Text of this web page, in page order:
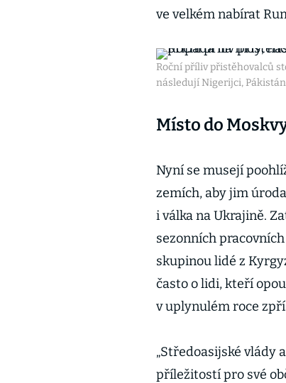
ve velkém nabírat
Roční příliv přistěhovalců
následují Nigerijci,
Místo do
Nyní se musejí
zemích, aby jim
i válka na Ukrajině.
sezonních
skupinou lidé z
často o lidi, kteří
v uplynulém roce
„Středoasijské vlády
příležitostí pro své